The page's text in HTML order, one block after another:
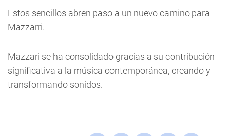
Estos sencillos abren paso a un nuevo camino para
Mazzarri.
Mazzari se ha consolidado gracias a su contribución
significativa a la música contemporánea, creando y
transformando sonidos.